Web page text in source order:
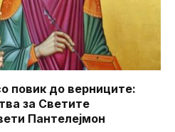
повик до верниците:
за Светите
Пантелејмон